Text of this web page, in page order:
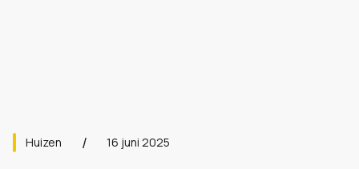
Huizen 16 juni 2025